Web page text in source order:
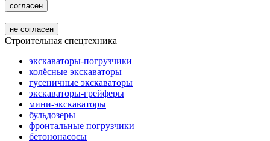
согласен
не согласен
Строительная спецтехника
экскаваторы-погрузчики
колёсные экскаваторы
гусеничные экскаваторы
экскаваторы-грейферы
мини-экскаваторы
бульдозеры
фронтальные погрузчики
бетононасосы